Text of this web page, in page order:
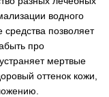
водного
позволяет
про
мертвые
оттенок кожи,